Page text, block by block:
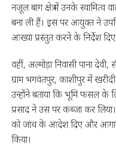
नजूल बाग क्षेत्र में उनके
बना ली हैं। इस पर आयुक्त ने
आख्या प्रस्तुत करने के निर्देश
वहीं, अल्मोड़ा निवासी पाना
ग्राम भगवंतपुर, काशीपुर में
उन्होंने बताया कि भूमि फसल के
प्रसाद ने उस पर कब्जा कर
को जांच के आदेश दिए और
किया।